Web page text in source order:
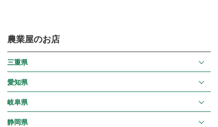
農業屋のお店
三重県
愛知県
岐阜県
静岡県